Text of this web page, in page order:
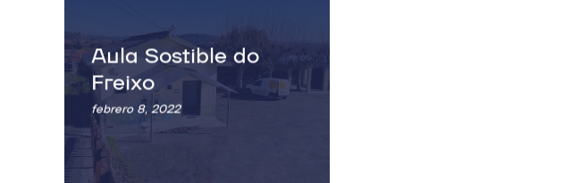
Aula Sostible do
Freixo
febrero 8, 2022